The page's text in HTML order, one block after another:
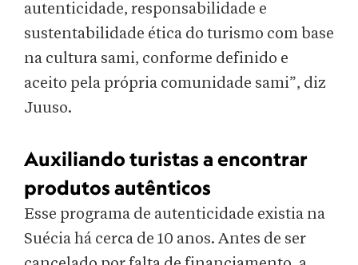
autenticidade, responsabilidade e
sustentabilidade ética do turismo com base
na cultura sami, conforme definido e
aceito pela própria comunidade sami”, diz
Juuso.
Auxiliando turistas a encontrar
produtos autênticos
Esse programa de autenticidade existia na
Suécia há cerca de 10 anos. Antes de ser